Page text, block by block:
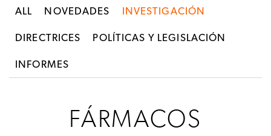
ALL NOVEDADES INVESTIGACIÓN
DIRECTRICES POLÍTICAS Y LEGISLACIÓN
INFORMES
FÁRMACOS